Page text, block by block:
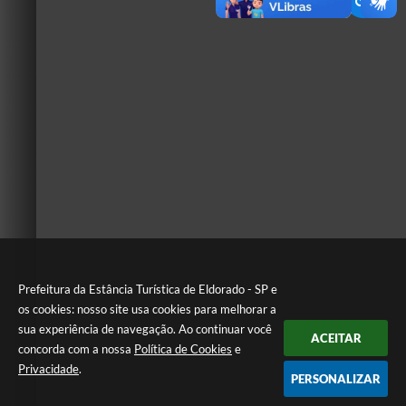
Prefeitura da Estância Turística de Eldorado - SP e
os cookies: nosso site usa cookies para melhorar a
sua experiência de navegação. Ao continuar você
concorda com a nossa Política de Cookies e
Privacidade.
ACEITAR
PERSONALIZAR